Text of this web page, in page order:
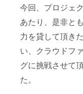
今回、プロジェ
あたり、是非と
力を貸して頂き
い、クラウドフ
グに挑戦させて
た。